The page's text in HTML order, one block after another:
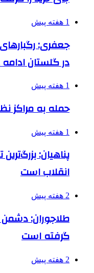
1 هفته پیش
جعفری:
در گلستان ادامه
1 هفته پیش
حمله به مراکز
1 هفته پیش
پناهیان:
انقلاب است
2 هفته پیش
طلاجوران: دشمن
گرفته است
2 هفته پیش